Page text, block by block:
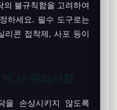
의 불규칙함을 고려하여
하세요. 필수 도구로는
리콘 접착제, 사포 등이
을 손상시키지 않도록